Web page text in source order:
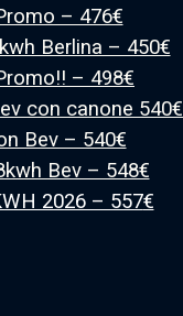
– 476€
Berlina – 450€
– 498€
con canone 540€
Bev – 540€
Bev – 548€
2026 – 557€